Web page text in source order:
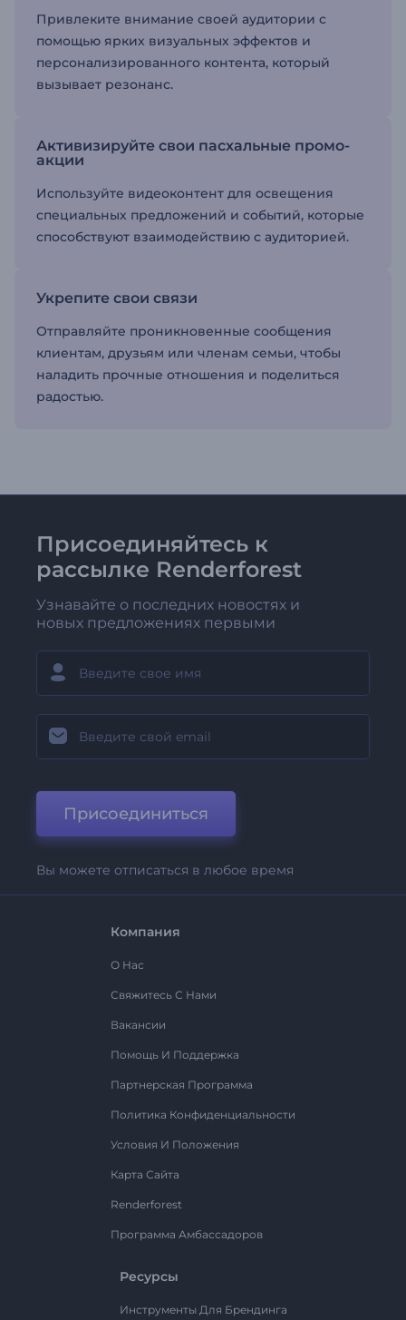
Привлеките внимание своей аудитории с
помощью ярких визуальных эффектов и
персонализированного контента, который
вызывает резонанс.
Активизируйте свои пасхальные промо-
акции
Используйте видеоконтент для освещения
специальных предложений и событий, которые
способствуют взаимодействию с аудиторией.
Укрепите свои связи
Отправляйте проникновенные сообщения
клиентам, друзьям или членам семьи, чтобы
наладить прочные отношения и поделиться
радостью.
Присоединяйтесь к
рассылке Renderforest
Узнавайте о последних новостях и
новых предложениях первыми
Присоединиться
Вы можете отписаться в любое время
Компания
О Нас
Свяжитесь С Нами
Вакансии
Помощь И Поддержка
Партнерская Программа
Политика Конфиденциальности
Условия И Положения
Карта Сайта
Renderforest
Программа Амбассадоров
Ресурсы
Инструменты Для Брендинга